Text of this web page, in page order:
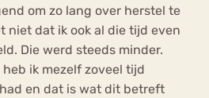
om zo lang over herstel te
niet dat ik ook al die tijd even
Die werd steeds minder.
ik mezelf zoveel tijd
en dat is wat dit betreft